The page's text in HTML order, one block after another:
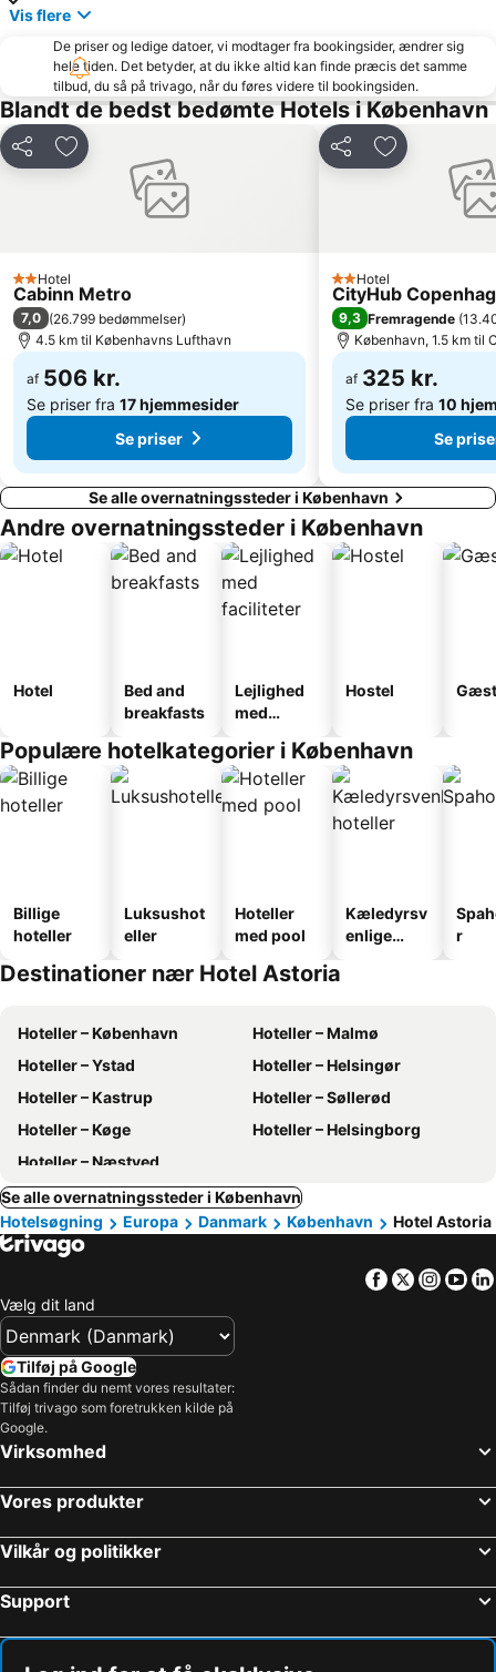
Indre By
Royal Copenhagen
Islands Brygge
København Zoo
Dyrehaven
Strøget
Snekkersten
Christiania
Christiansborg Palace
Frederiksberg Centret
Amalienborg Slot
Rungsted Havn
Ballerup Centret
Kastellet
Københavns Bymuseum
Hundige
Home of Carlsberg
Fredensborg slot
Copenhagen Port
Vis flere
De priser og ledige datoer, vi modtager fra bookingsider, ændrer sig
hele tiden. Det betyder, at du ikke altid kan finde præcis det samme
tilbud, du så på trivago, når du føres videre til bookingsiden.
Blandt de bedst bedømte Hotels i København
Del Føj til favoritter
2 Stjerner
Hotel
Cabinn Metro
7,0 (26.799 bedømmelser)
4.5 km til Københavns Lufthavn
af 506 kr.
Se priser fra 17 hjemmesider
Se priser
Del Føj til
2 Stjerner
Hotel
CityHub
9,3 Fremragende (
København, 1.5 km til
af 325 kr.
Se priser fra 10
Se
Se alle overnatningssteder i København
Andre overnatningssteder i København
Hotel
Bed and
breakfasts
Lejlighed
med
Hostel
Populære hotelkategorier i København
Billige
hoteller
Luksushot
eller
Hoteller
med pool
Kæledyrsv
enlige
r
Destinationer nær Hotel Astoria
Hoteller – København
Hoteller – Malmø
Hoteller – Ystad
Hoteller – Helsingør
Hoteller – Kastrup
Hoteller – Søllerød
Hoteller – Køge
Hoteller – Helsingborg
Hoteller – Næstved
Se alle overnatningssteder i København
Hotelsøgning
Europa Danmark København Hotel Astoria
Facebook
Twitter
Vælg dit land
Tilføj på Google
Sådan finder du nemt vores resultater:
Tilføj trivago som foretrukken kilde på
Google.
Virksomhed
Vores produkter
Vilkår og politikker
Support